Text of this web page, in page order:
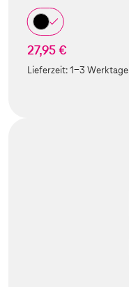
27,95 €
Lieferzeit:1-3 Werktage